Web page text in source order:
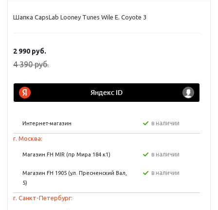
Шапка CapsLab Looney Tunes Wile E. Coyote 3
2 990 руб.
4 390руб.
Интернет-магазин в наличии
г. Москва:
Магазин FH MIR (пр Мира 184 к1) в наличии
Магазин FH 1905 (ул. Пресненский Вал,
5)
в наличии
г. Санкт-Петербург: